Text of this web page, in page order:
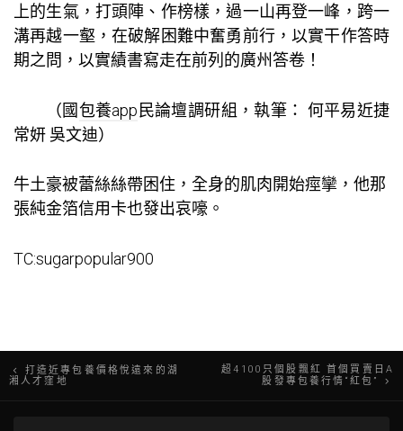
上的生氣，打頭陣、作榜樣，過一山再登一峰，跨一
溝再越一壑，在破解困難中奮勇前行，以實干作答時
期之問，以實績書寫走在前列的廣州答卷！
（國包養app 民論壇調研組，執筆： 何平易近捷
常妍 吳文迪）
牛土豪被蕾絲絲帶困住，全身的肌肉開始痙攣，他那
張純金箔信用卡也發出哀嚎。
TC:sugarpopular900
文打造近專包養價格悅遠來的湖
湘人才窪地
超4100只個股飄紅 首個買賣日A
股發專包養行情“紅包”